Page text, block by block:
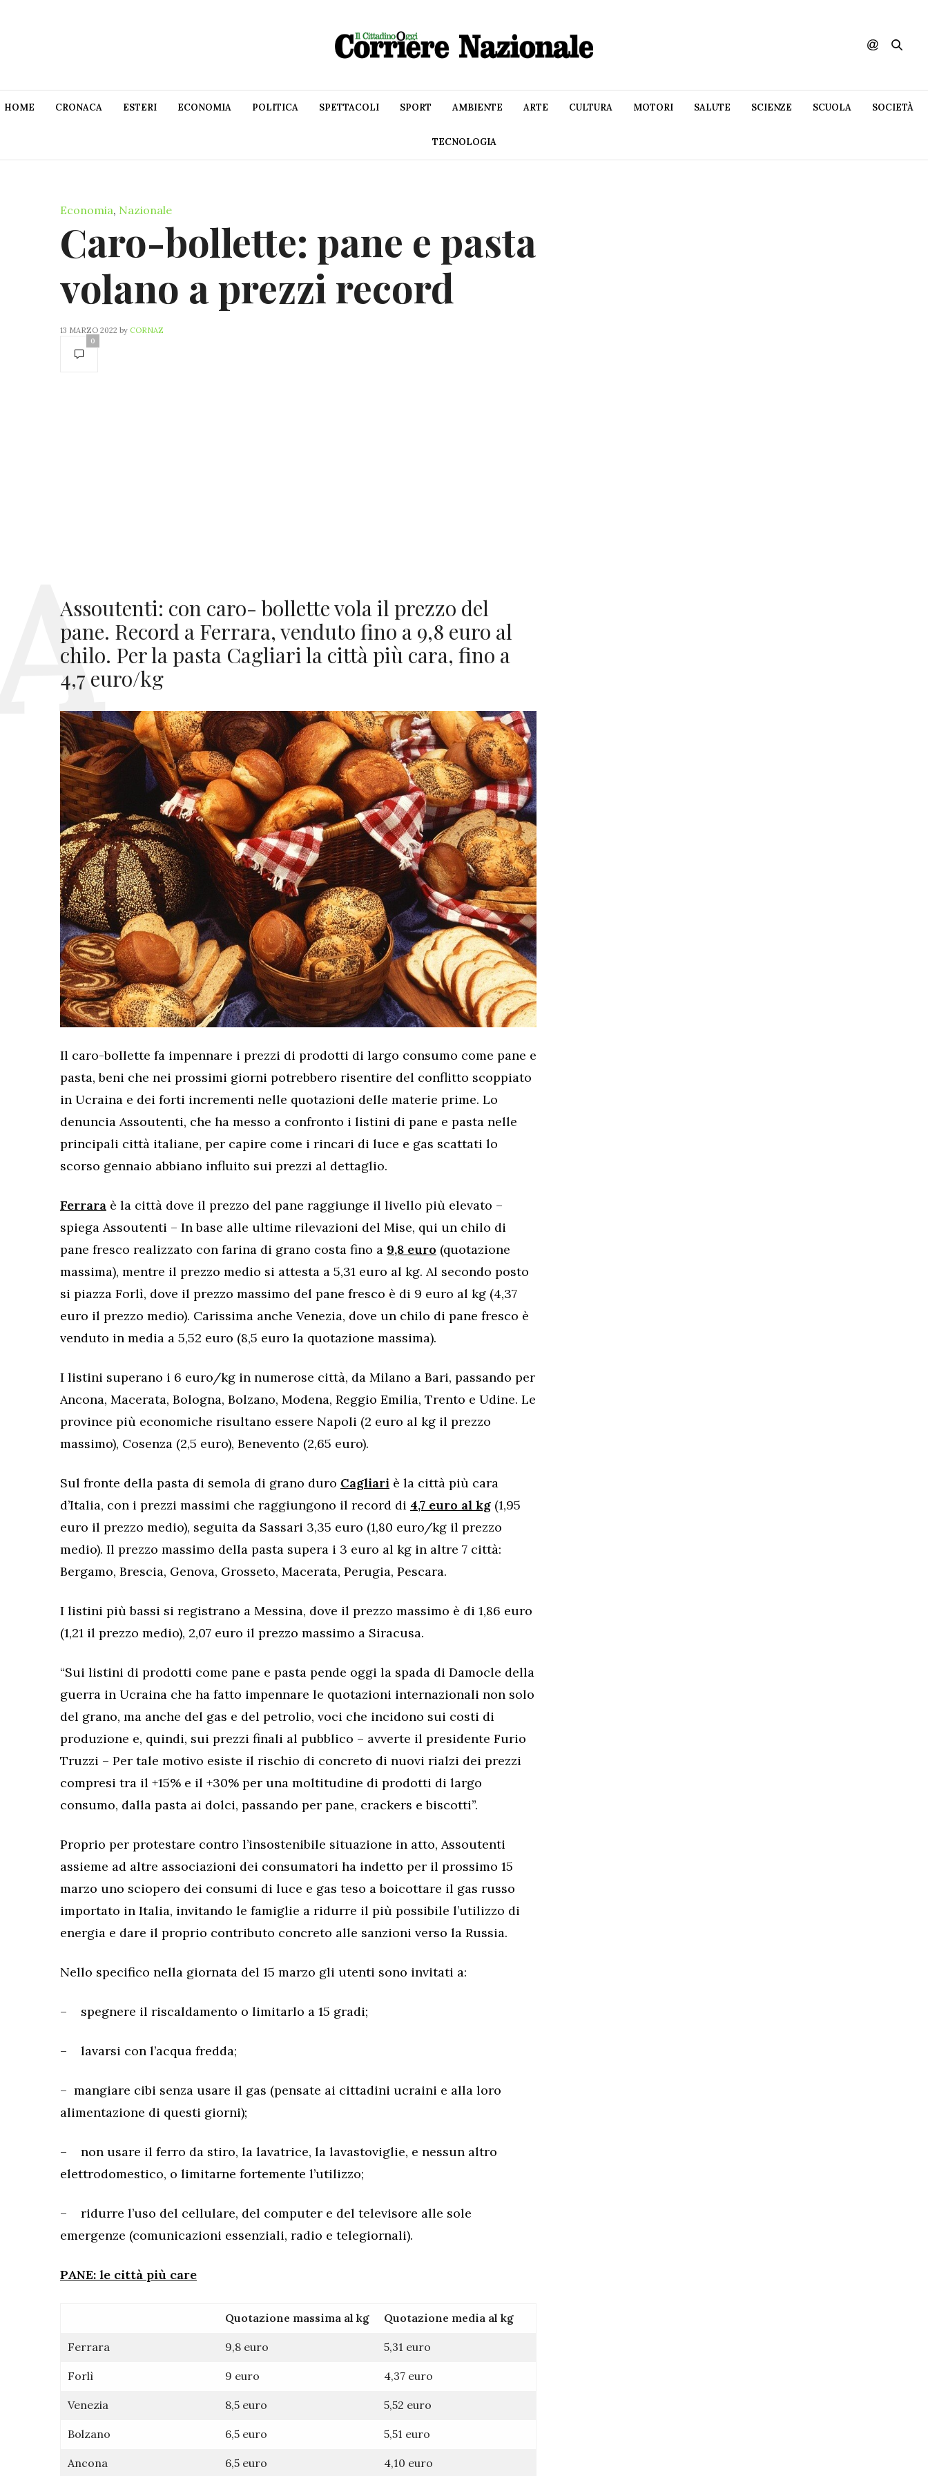
HOME CRONACA ESTERI ECONOMIA POLITICA SPETTACOLI SPORT AMBIENTE ARTE CULTURA MOTORI SALUTE SCIENZE SCUOLA SOCIETÀ
TECNOLOGIA
Economia, Nazionale
Caro-bollette: pane e pasta
volano a prezzi record
13 MARZO 2022 by CORNAZ
0
Assoutenti: con caro- bollette vola il prezzo del
pane. Record a Ferrara, venduto fino a 9,8 euro al
chilo. Per la pasta Cagliari la città più cara, fino a
4,7 euro/kg
Il caro-bollette fa impennare i prezzi di prodotti di largo consumo come pane e
pasta, beni che nei prossimi giorni potrebbero risentire del conflitto scoppiato
in Ucraina e dei forti incrementi nelle quotazioni delle materie prime. Lo
denuncia Assoutenti, che ha messo a confronto i listini di pane e pasta nelle
principali città italiane, per capire come i rincari di luce e gas scattati lo
scorso gennaio abbiano influito sui prezzi al dettaglio.
Ferrara è la città dove il prezzo del pane raggiunge il livello più elevato –
spiega Assoutenti – In base alle ultime rilevazioni del Mise, qui un chilo di
pane fresco realizzato con farina di grano costa fino a 9,8 euro (quotazione
massima), mentre il prezzo medio si attesta a 5,31 euro al kg. Al secondo posto
si piazza Forlì, dove il prezzo massimo del pane fresco è di 9 euro al kg (4,37
euro il prezzo medio). Carissima anche Venezia, dove un chilo di pane fresco è
venduto in media a 5,52 euro (8,5 euro la quotazione massima).
I listini superano i 6 euro/kg in numerose città, da Milano a Bari, passando per
Ancona, Macerata, Bologna, Bolzano, Modena, Reggio Emilia, Trento e Udine. Le
province più economiche risultano essere Napoli (2 euro al kg il prezzo
massimo), Cosenza (2,5 euro), Benevento (2,65 euro).
Sul fronte della pasta di semola di grano duro Cagliari è la città più cara
d’Italia, con i prezzi massimi che raggiungono il record di 4,7 euro al kg (1,95
euro il prezzo medio), seguita da Sassari 3,35 euro (1,80 euro/kg il prezzo
medio). Il prezzo massimo della pasta supera i 3 euro al kg in altre 7 città:
Bergamo, Brescia, Genova, Grosseto, Macerata, Perugia, Pescara.
I listini più bassi si registrano a Messina, dove il prezzo massimo è di 1,86 euro
(1,21 il prezzo medio), 2,07 euro il prezzo massimo a Siracusa.
“Sui listini di prodotti come pane e pasta pende oggi la spada di Damocle della
guerra in Ucraina che ha fatto impennare le quotazioni internazionali non solo
del grano, ma anche del gas e del petrolio, voci che incidono sui costi di
produzione e, quindi, sui prezzi finali al pubblico – avverte il presidente Furio
Truzzi – Per tale motivo esiste il rischio di concreto di nuovi rialzi dei prezzi
compresi tra il +15% e il +30% per una moltitudine di prodotti di largo
consumo, dalla pasta ai dolci, passando per pane, crackers e biscotti”.
Proprio per protestare contro l’insostenibile situazione in atto, Assoutenti
assieme ad altre associazioni dei consumatori ha indetto per il prossimo 15
marzo uno sciopero dei consumi di luce e gas teso a boicottare il gas russo
importato in Italia, invitando le famiglie a ridurre il più possibile l’utilizzo di
energia e dare il proprio contributo concreto alle sanzioni verso la Russia.
Nello specifico nella giornata del 15 marzo gli utenti sono invitati a:
– spegnere il riscaldamento o limitarlo a 15 gradi;
– lavarsi con l’acqua fredda;
– mangiare cibi senza usare il gas (pensate ai cittadini ucraini e alla loro
alimentazione di questi giorni);
– non usare il ferro da stiro, la lavatrice, la lavastoviglie, e nessun altro
elettrodomestico, o limitarne fortemente l’utilizzo;
– ridurre l’uso del cellulare, del computer e del televisore alle sole
emergenze (comunicazioni essenziali, radio e telegiornali).
PANE: le città più care
Quotazione massima al kg Quotazione media al kg
Ferrara 9,8 euro 5,31 euro
Forlì 9 euro 4,37 euro
Venezia 8,5 euro 5,52 euro
Bolzano 6,5 euro 5,51 euro
Ancona 6,5 euro 4,10 euro